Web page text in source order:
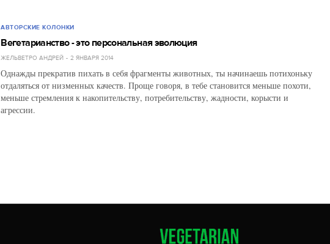
АВТОРСКИЕ КОЛОНКИ
Вегетарианство - это персональная эволюция
ЖЕЛЬВЕТРО АНДРЕЙ 2 ЯНВАРЯ 2014
Однажды прекратив пихать в себя фрагменты животных, ты начинаешь потихоньку
отдаляться от низменных качеств. Проще говоря, в тебе становится меньше похоти,
меньше стремления к накопительству, потребительству, жадности, корысти и
агрессии.